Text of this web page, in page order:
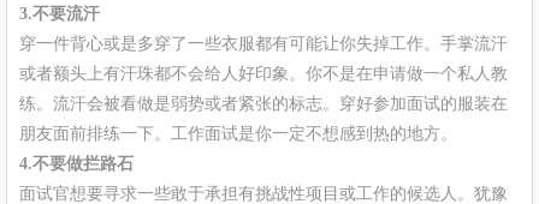
3.不要流汗
穿一件背心或是多穿了一些衣服都有可能让你失掉工作。手掌流汗
或者额头上有汗珠都不会给人好印象。你不是在申请做一个私人教
练。流汗会被看做是弱势或者紧张的标志。穿好参加面试的服装在
朋友面前排练一下。工作面试是你一定不想感到热的地方。
4.不要做拦路石
面试官想要寻求一些敢于承担有挑战性项目或工作的候选人。犹豫